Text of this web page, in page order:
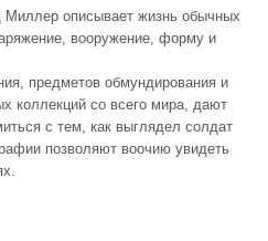
Миллер описывает жизнь обычных
вооружение, форму и
предметов обмундирования и
коллекций со всего мира, дают
с тем, как выглядел солдат
позволяют воочию увидеть